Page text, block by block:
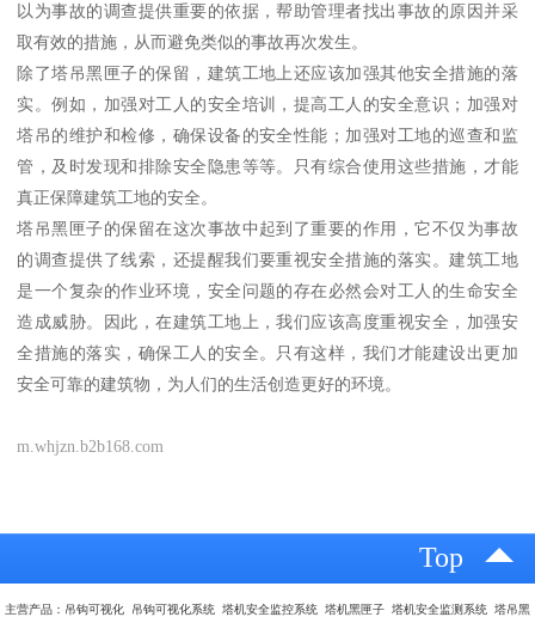
以为事故的调查提供重要的依据，帮助管理者找出事故的原因并采
取有效的措施，从而避免类似的事故再次发生。
除了塔吊黑匣子的保留，建筑工地上还应该加强其他安全措施的落
实。例如，加强对工人的安全培训，提高工人的安全意识；加强对
塔吊的维护和检修，确保设备的安全性能；加强对工地的巡查和监
管，及时发现和排除安全隐患等等。只有综合使用这些措施，才能
真正保障建筑工地的安全。
塔吊黑匣子的保留在这次事故中起到了重要的作用，它不仅为事故
的调查提供了线索，还提醒我们要重视安全措施的落实。建筑工地
是一个复杂的作业环境，安全问题的存在必然会对工人的生命安全
造成威胁。因此，在建筑工地上，我们应该高度重视安全，加强安
全措施的落实，确保工人的安全。只有这样，我们才能建设出更加
安全可靠的建筑物，为人们的生活创造更好的环境。
m.whjzn.b2b168.com
Top
主营产品：吊钩可视化 吊钩可视化系统 塔机安全监控系统 塔机黑匣子 塔机安全监测系统 塔吊黑